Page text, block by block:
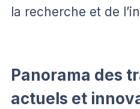
la recherche et de
Panorama des
actuels et